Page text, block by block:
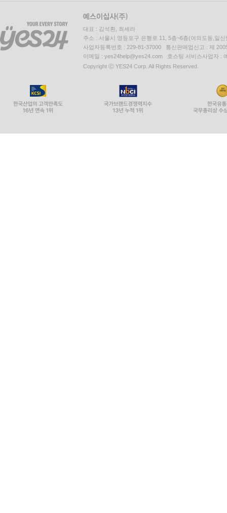
대표 : 김석환, 최세라
주소 : 서울시 영등포구 은행로 11, 5층~6층(여의도동,일신
사업자등록번호 : 229-81-37000 통신판매업신고 : 제
이메일 : yes24help@yes24.com 호스팅 서비스사업자 :
Copyright ⓒ YES24 Corp. All Rights Reserved.